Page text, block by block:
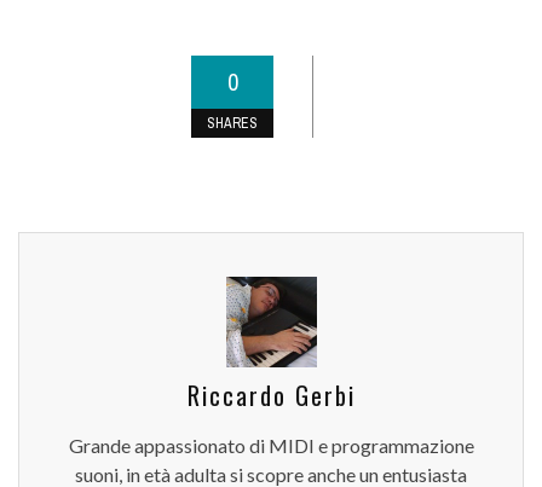
0
SHARES
Riccardo Gerbi
Grande appassionato di MIDI e programmazione
suoni, in età adulta si scopre anche un entusiasta